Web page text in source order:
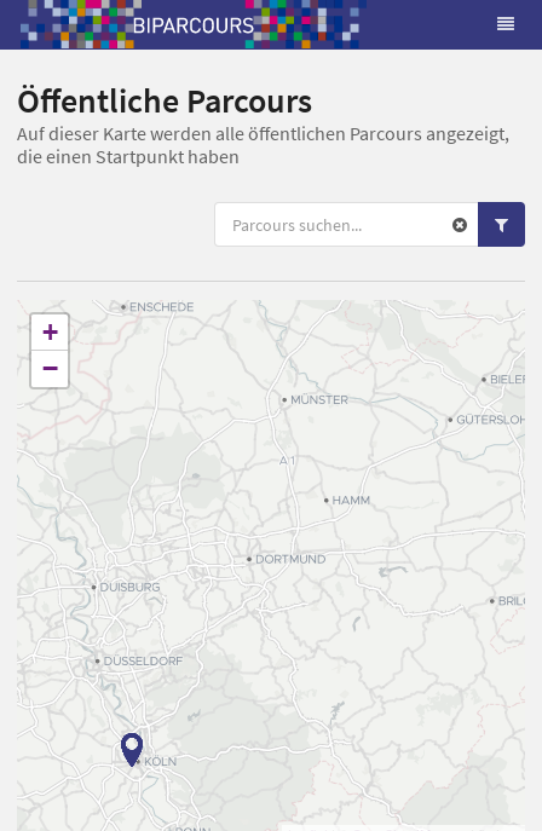
Öffentliche Parcours
Auf dieser Karte werden alle öffentlichen Parcours angezeigt,
die einen Startpunkt haben
+
−